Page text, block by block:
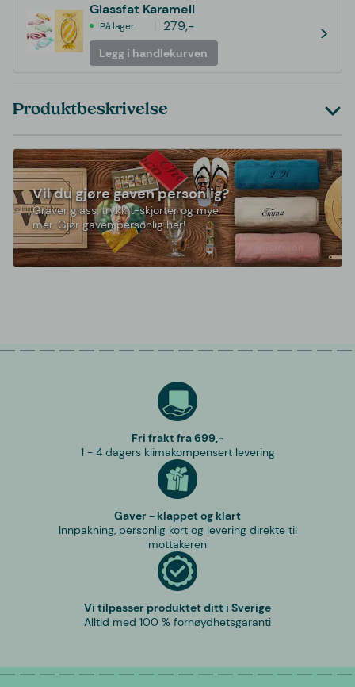
Glassfat Karamell
På lager 279,-
Legg i handlekurven
>
Produktbeskrivelse
Vil du gjøre gaven personlig?
Graver glass, trykk t-skjorter og mye
mer. Gjør gaven personlig her!
Fri frakt fra 699,-
1 - 4 dagers klimakompensert levering
Gaver - klappet og klart
Innpakning, personlig kort og levering direkte til
mottakeren
Vi tilpasser produktet ditt i Sverige
Alltid med 100 % fornøydhetsgaranti